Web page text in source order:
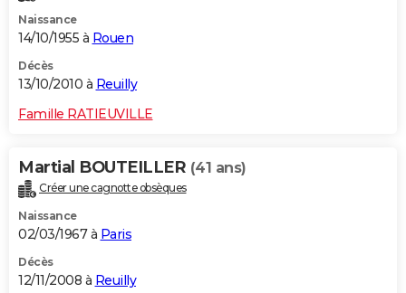
Naissance
14/10/1955 à Rouen
Décès
13/10/2010 à Reuilly
Famille RATIEUVILLE
Martial BOUTEILLER (41 ans)
Créer une cagnotte obsèques
Naissance
02/03/1967 à Paris
Décès
12/11/2008 à Reuilly